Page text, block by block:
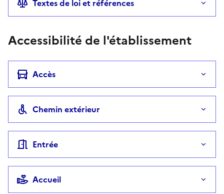
Textes de loi et références
Accessibilité de l'établissement
Accès
Chemin extérieur
Entrée
Accueil